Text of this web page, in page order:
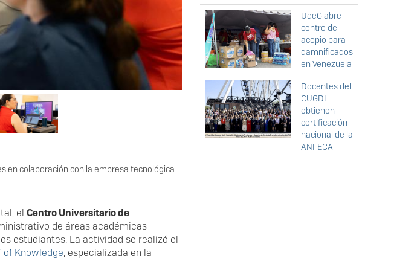
en colaboración con la empresa tecnológica
el Centro Universitario de
de áreas académicas
estudiantes. La actividad se realizó el
of Knowledge, especializada en la
UdeG abre
centro de
acopio para
damnificados
en Venezuela
Docentes del
CUGDL
obtienen
certificación
nacional de la
ANFECA